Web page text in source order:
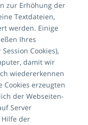
zur Erhöhung der
Textdateien,
werden. Einige
Ihres
Cookies),
damit wir
wiedererkennen
Cookies erzeugten
der Webseiten-
Server
der